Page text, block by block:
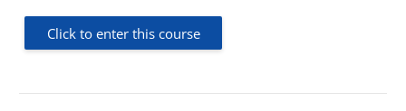
Click to enter this course